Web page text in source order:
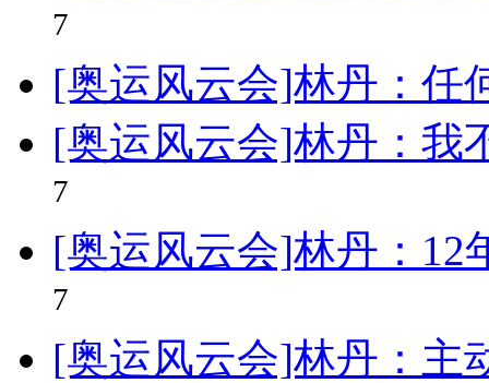
7
[奥运风云会]林丹：任
[奥运风云会]林丹：我
7
[奥运风云会]林丹：12
7
[奥运风云会]林丹：主